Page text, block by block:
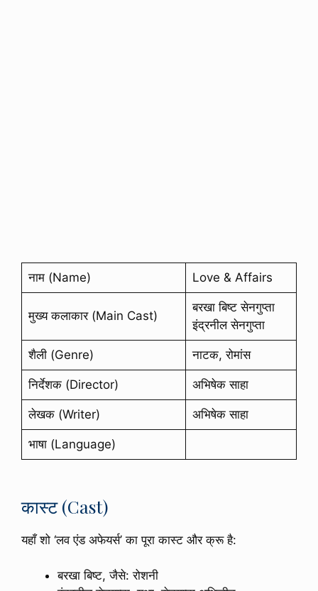
नाम (Name) Love & Affairs
मुख्य कलाकार (Main Cast)
बरखा बिष्ट सेनगुप्ता
इंद्रनील सेनगुप्ता
शैली (Genre) नाटक, रोमांस
निर्देशक (Director) अभिषेक साहा
लेखक (Writer) अभिषेक साहा
भाषा (Language)
कास्ट (Cast)
यहाँ शो ‘लव एंड अफेयर्स’ का पूरा कास्ट और क्रू है:
बरखा बिष्ट, जैसे: रोशनी